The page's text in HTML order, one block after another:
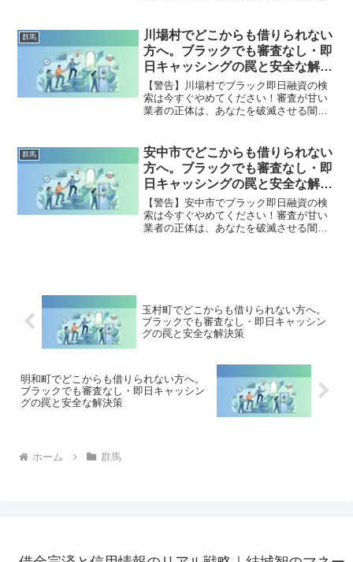
村で違法業者を避け、借金地獄から抜け
出した方々の実体験と確実な解決策を完
全公開。
群馬
川場村でどこからも借りられない
方へ。ブラックでも審査なし・即
日キャッシングの罠と安全な解決
策
【警告】川場村でブラック即日融資の検
索は今すぐやめてください！審査が甘い
業者の正体は、あなたを破滅させる闇金
村で違法業者を避け、借金地獄から抜け
出した方々の実体験と確実な解決策を完
全公開。
群馬
安中市でどこからも借りられない
方へ。ブラックでも審査なし・即
日キャッシングの罠と安全な解決
策
【警告】安中市でブラック即日融資の検
索は今すぐやめてください！審査が甘い
業者の正体は、あなたを破滅させる闇金
玉村町でどこからも借りられない方へ。
ブラックでも審査なし・即日キャッシン
グの罠と安全な解決策
明和町でどこからも借りられない方へ。
ブラックでも審査なし・即日キャッシン
グの罠と安全な解決策
ホーム 群馬